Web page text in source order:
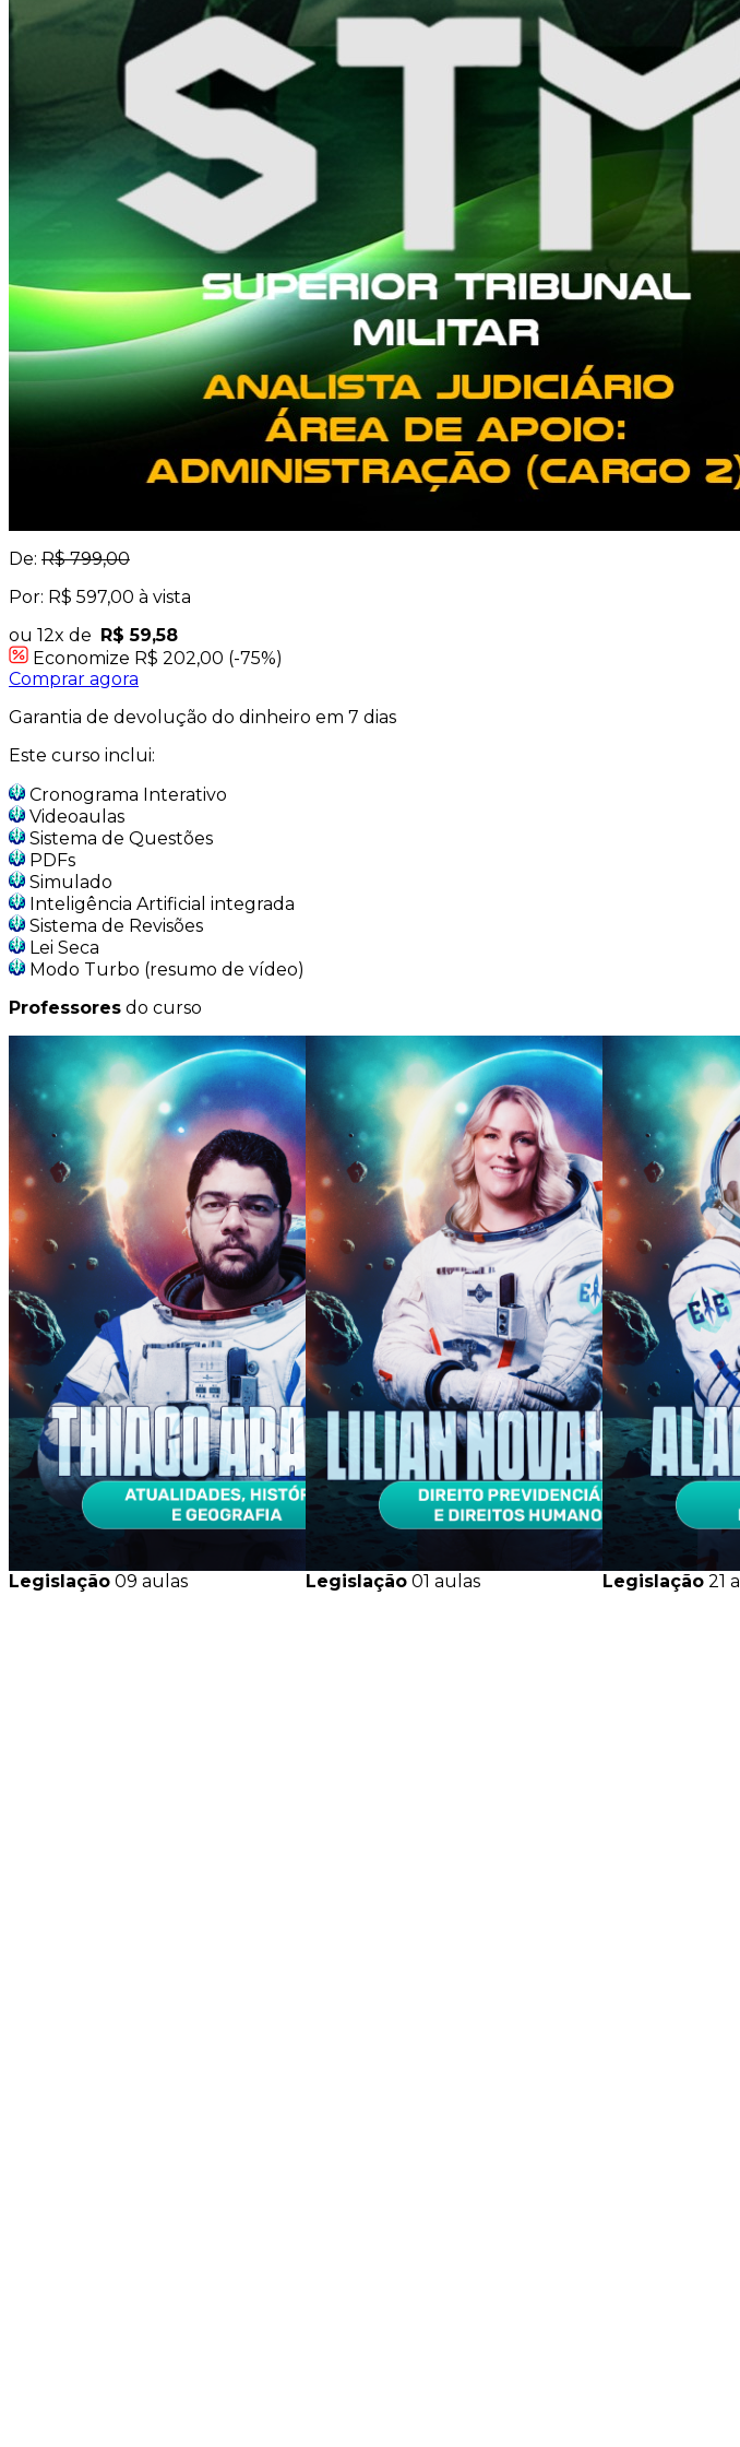
De: R$ 799,00
Por: R$ 597,00 à vista
ou 12x de R$ 59,58
Economize R$ 202,00 (-75%)
Comprar agora
Garantia de devolução do dinheiro em 7 dias
Este curso inclui:
Cronograma Interativo
Videoaulas
Sistema de Questões
PDFs
Simulado
Inteligência Artificial integrada
Sistema de Revisões
Lei Seca
Modo Turbo (resumo de vídeo)
Professores do curso
Legislação 09 aulas Legislação 01 aulas Legislação 21